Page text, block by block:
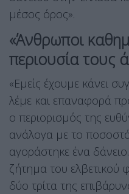
μέσος όρος».
«Άνθρωποι
περιουσία τους
«Εμείς έχουμε κάνει
λέμε και επαναφορά
ο περιορισμός της
ανάλογα με το
αγοράστηκε ένα
ζήτημα του ελβετικού
δύο τρίτα της